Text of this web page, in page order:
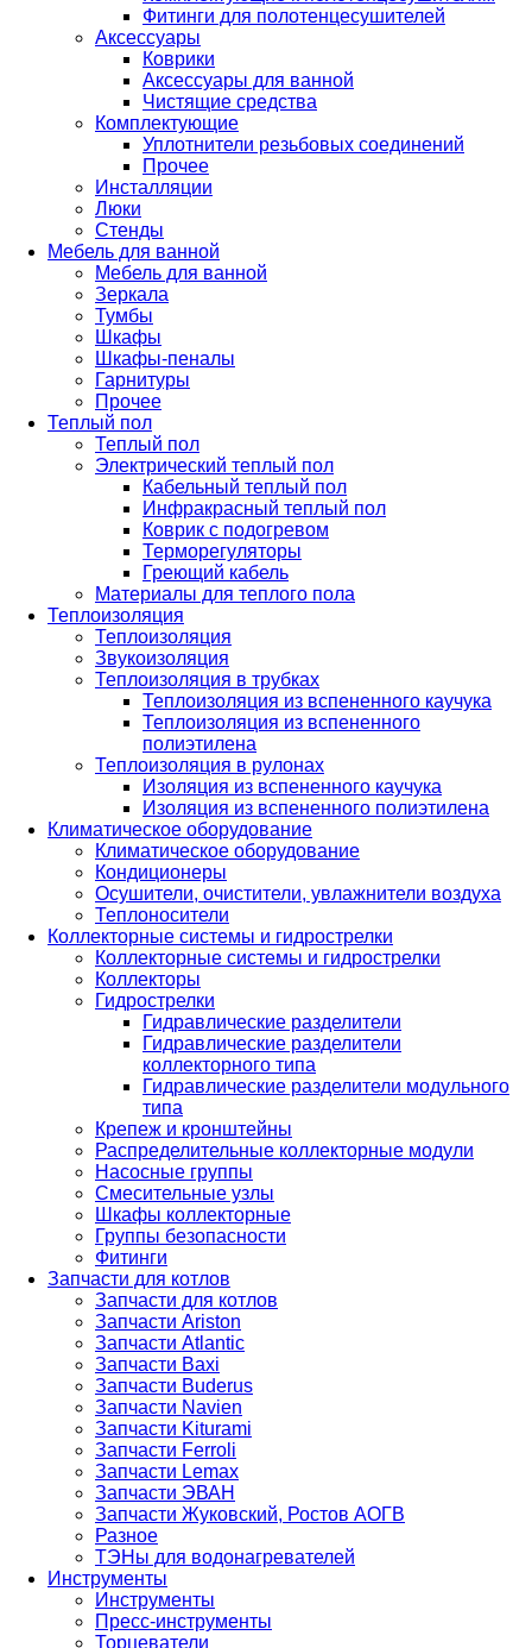
Фитинги для полотенцесушителей
Аксессуары
Коврики
Аксессуары для ванной
Чистящие средства
Комплектующие
Уплотнители резьбовых соединений
Прочее
Инсталляции
Люки
Стенды
Мебель для ванной
Мебель для ванной
Зеркала
Тумбы
Шкафы
Шкафы-пеналы
Гарнитуры
Прочее
Теплый пол
Теплый пол
Электрический теплый пол
Кабельный теплый пол
Инфракрасный теплый пол
Коврик с подогревом
Терморегуляторы
Греющий кабель
Материалы для теплого пола
Теплоизоляция
Теплоизоляция
Звукоизоляция
Теплоизоляция в трубках
Теплоизоляция из вспененного каучука
Теплоизоляция из вспененного
полиэтилена
Теплоизоляция в рулонах
Изоляция из вспененного каучука
Изоляция из вспененного полиэтилена
Климатическое оборудование
Климатическое оборудование
Кондиционеры
Осушители, очистители, увлажнители воздуха
Теплоносители
Коллекторные системы и гидрострелки
Коллекторные системы и гидрострелки
Коллекторы
Гидрострелки
Гидравлические разделители
Гидравлические разделители
коллекторного типа
Гидравлические разделители модульного
типа
Крепеж и кронштейны
Распределительные коллекторные модули
Насосные группы
Смесительные узлы
Шкафы коллекторные
Группы безопасности
Фитинги
Запчасти для котлов
Запчасти для котлов
Запчасти Ariston
Запчасти Atlantic
Запчасти Baxi
Запчасти Buderus
Запчасти Navien
Запчасти Kiturami
Запчасти Ferroli
Запчасти Lemax
Запчасти ЭВАН
Запчасти Жуковский, Ростов АОГВ
Разное
ТЭНы для водонагревателей
Инструменты
Инструменты
Пресс-инструменты
Торцеватели